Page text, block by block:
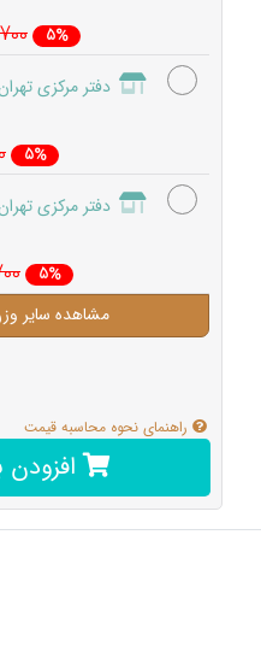
5%
دفتر مرکزی
5%
دفتر مرکزی
5%
مشاهده سایر
راهنمای نحوه محاسبه قیمت
افزودن